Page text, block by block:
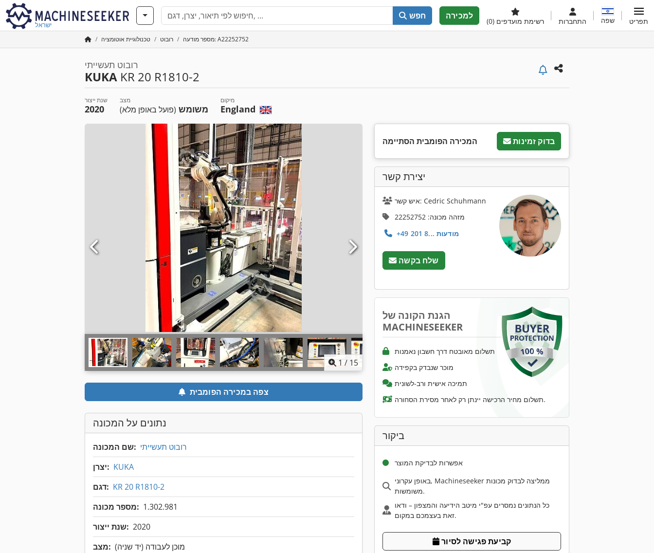
ישראל
חפש למכירה
רשימת מועדפים (0) התחברות שפה תפריט
טכנולוגיית אוטומציה רובוט מספר מודעה: A22252752
רובוט תעשייתי
KUKA KR 20 R1810-2
שנת ייצור
2020
מצב
משומש (פועל באופן מלא)
מיקום
England
1 / 15
צפה במכירה הפומבית
נתונים על המכונה
שם המכונה: רובוט תעשייתי
יצרן: KUKA
דגם: KR 20 R1810-2
מספר מכונה: 1.302.981
שנת ייצור: 2020
מצב: מוכן לעבודה (יד שניה)
המכירה הפומבית הסתיימה בדוק זמינות
יצירת קשר
איש קשר: Cedric Schuhmann
מזהה מכונה: 22252752
+49 201 8... מודעות
שלח בקשה
הגנת הקונה של
MACHINESEEKER
תשלום מאובטח דרך חשבון נאמנות
מוכר שנבדק בקפידה
תמיכה אישית ורב-לשונית
תשלום מחיר הרכישה יינתן רק לאחר מסירת הסחורה.
ביקור
אפשרות לבדיקת המוצר
באופן עקרוני, Machineseeker ממליצה לבדוק מכונות
משומשות.
כל הנתונים נמסרים עפ"י מיטב הידיעה והמצפון – ודאו
זאת בעצמכם במקום.
קביעת פגישה לסיור